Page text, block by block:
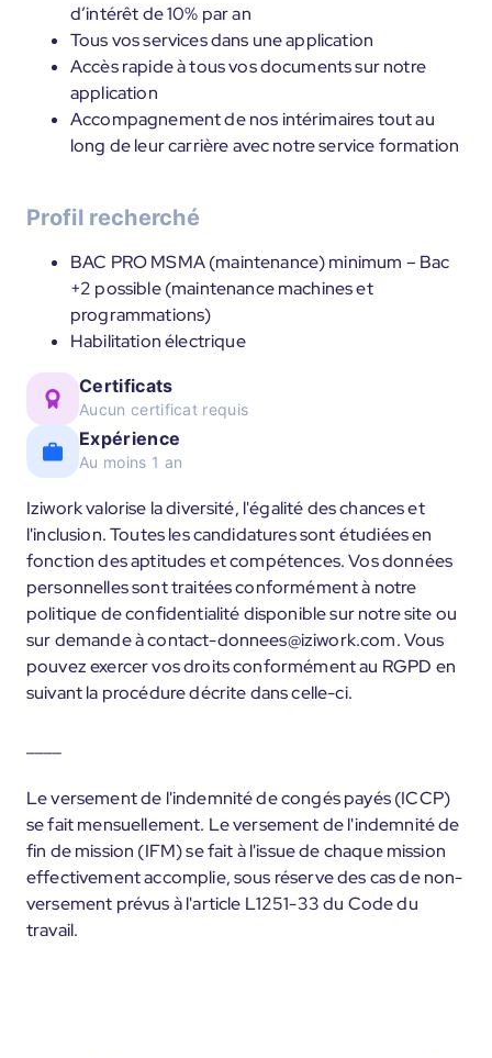
d’intérêt de 10% par an
Tous vos services dans une application
Accès rapide à tous vos documents sur notre
application
Accompagnement de nos intérimaires tout au
long de leur carrière avec notre service formation
Profil recherché
BAC PRO MSMA (maintenance) minimum – Bac
+2 possible (maintenance machines et
programmations)
Habilitation électrique
Certificats
Aucun certificat requis
Expérience
Au moins 1 an
Iziwork valorise la diversité, l'égalité des chances et
l'inclusion. Toutes les candidatures sont étudiées en
fonction des aptitudes et compétences. Vos données
personnelles sont traitées conformément à notre
politique de confidentialité disponible sur notre site ou
sur demande à contact-donnees@iziwork.com. Vous
pouvez exercer vos droits conformément au RGPD en
suivant la procédure décrite dans celle-ci.
Le versement de l'indemnité de congés payés (ICCP)
se fait mensuellement. Le versement de l'indemnité de
fin de mission (IFM) se fait à l'issue de chaque mission
effectivement accomplie, sous réserve des cas de non-
versement prévus à l'article L1251-33 du Code du
travail.